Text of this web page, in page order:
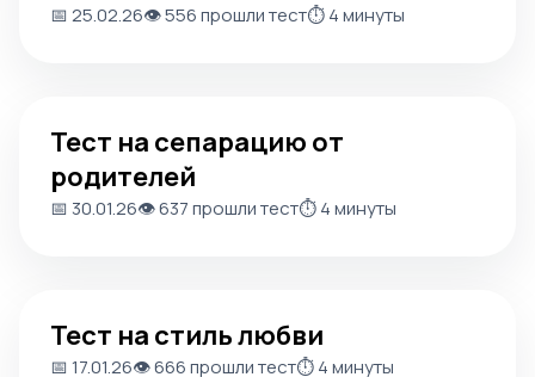
📅 25.02.26👁️ 556 прошли тест⏱️ 4 минуты
Тест на сепарацию от
родителей
📅 30.01.26👁️ 637 прошли тест⏱️ 4 минуты
Тест на стиль любви
📅 17.01.26👁️ 666 прошли тест⏱️ 4 минуты